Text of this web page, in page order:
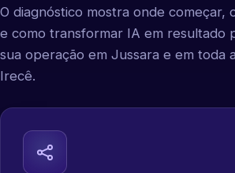
O diagnóstico mostra onde começar,
e como transformar IA em resultado
sua operação em Jussara e em toda
Irecê.